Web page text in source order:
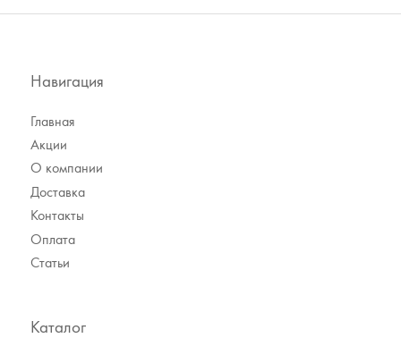
Навигация
Главная
Акции
О компании
Доставка
Контакты
Оплата
Статьи
Каталог